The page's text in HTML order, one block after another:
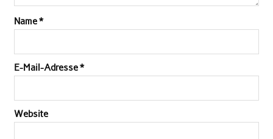
Name*
E-Mail-Adresse*
Website